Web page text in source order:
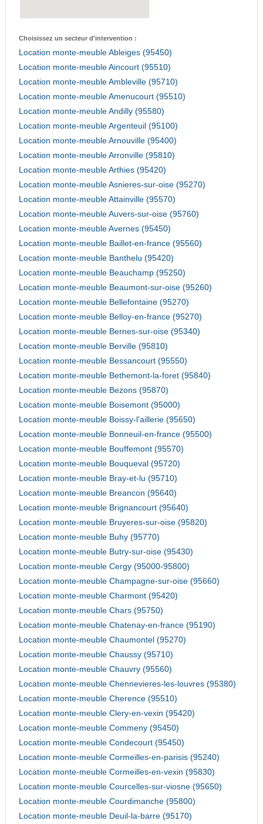
Choisissez un secteur d'intervention :
Location monte-meuble Ableiges (95450)
Location monte-meuble Aincourt (95510)
Location monte-meuble Ambleville (95710)
Location monte-meuble Amenucourt (95510)
Location monte-meuble Andilly (95580)
Location monte-meuble Argenteuil (95100)
Location monte-meuble Arnouville (95400)
Location monte-meuble Arronville (95810)
Location monte-meuble Arthies (95420)
Location monte-meuble Asnieres-sur-oise (95270)
Location monte-meuble Attainville (95570)
Location monte-meuble Auvers-sur-oise (95760)
Location monte-meuble Avernes (95450)
Location monte-meuble Baillet-en-france (95560)
Location monte-meuble Banthelu (95420)
Location monte-meuble Beauchamp (95250)
Location monte-meuble Beaumont-sur-oise (95260)
Location monte-meuble Bellefontaine (95270)
Location monte-meuble Belloy-en-france (95270)
Location monte-meuble Bernes-sur-oise (95340)
Location monte-meuble Berville (95810)
Location monte-meuble Bessancourt (95550)
Location monte-meuble Bethemont-la-foret (95840)
Location monte-meuble Bezons (95870)
Location monte-meuble Boisemont (95000)
Location monte-meuble Boissy-l'aillerie (95650)
Location monte-meuble Bonneuil-en-france (95500)
Location monte-meuble Bouffemont (95570)
Location monte-meuble Bouqueval (95720)
Location monte-meuble Bray-et-lu (95710)
Location monte-meuble Breancon (95640)
Location monte-meuble Brignancourt (95640)
Location monte-meuble Bruyeres-sur-oise (95820)
Location monte-meuble Buhy (95770)
Location monte-meuble Butry-sur-oise (95430)
Location monte-meuble Cergy (95000-95800)
Location monte-meuble Champagne-sur-oise (95660)
Location monte-meuble Charmont (95420)
Location monte-meuble Chars (95750)
Location monte-meuble Chatenay-en-france (95190)
Location monte-meuble Chaumontel (95270)
Location monte-meuble Chaussy (95710)
Location monte-meuble Chauvry (95560)
Location monte-meuble Chennevieres-les-louvres (95380)
Location monte-meuble Cherence (95510)
Location monte-meuble Clery-en-vexin (95420)
Location monte-meuble Commeny (95450)
Location monte-meuble Condecourt (95450)
Location monte-meuble Cormeilles-en-parisis (95240)
Location monte-meuble Cormeilles-en-vexin (95830)
Location monte-meuble Courcelles-sur-viosne (95650)
Location monte-meuble Courdimanche (95800)
Location monte-meuble Deuil-la-barre (95170)